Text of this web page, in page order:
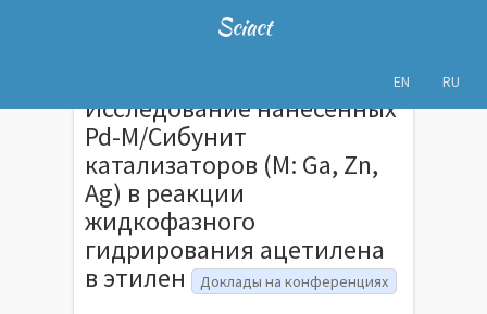
Sciact
EN RU
Исследование нанесённых
Pd-M/Сибунит
катализаторов (M: Ga, Zn,
Ag) в реакции
жидкофазного
гидрирования ацетилена
в этилен Доклады на конференциях